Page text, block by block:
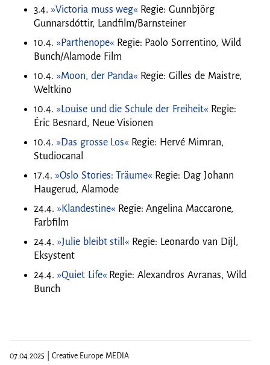
3.4. »Victoria muss weg« Regie: Gunnbjörg
Gunnarsdóttir, Landfilm/Barnsteiner
10.4. »Parthenope«Regie: Paolo Sorrentino, Wild
Bunch/Alamode Film
10.4. »Moon, der Panda« Regie: Gilles de Maistre,
Weltkino
10.4. »Louise und die Schule der Freiheit«Regie:
Éric Besnard, Neue Visionen
10.4. »Das grosse Los« Regie: Hervé Mimran,
Studiocanal
17.4. »Oslo Stories: Träume« Regie: Dag Johann
Haugerud, Alamode
24.4. »Klandestine«Regie: Angelina Maccarone,
Farbfilm
24.4. »Julie bleibt still« Regie: Leonardo van Dijl,
Eksystent
24.4. »Quiet Life«Regie: Alexandros Avranas, Wild
Bunch
07.04.2025 | Creative Europe MEDIA